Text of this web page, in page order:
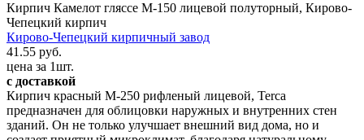
Кирпич Камелот гляссе М-150 лицевой полуторный, Кирово-
Чепецкий кирпич
Кирово-Чепецкий кирпичный завод
41.55 руб.
цена за 1шт.
с доставкой
Кирпич красный М-250 рифленый лицевой, Terca
предназначен для облицовки наружных и внутренних стен
зданий. Он не только улучшает внешний вид дома, но и